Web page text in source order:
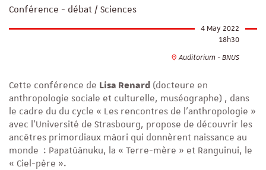
Conférence - débat / Sciences
4 May 2022
18h30
Auditorium - BNUS
Cette conférence de Lisa Renard (docteure en
anthropologie sociale et culturelle, muséographe) , dans
le cadre du du cycle « Les rencontres de l’anthropologie »
avec l’Université de Strasbourg, propose de découvrir les
ancêtres primordiaux māori qui donnèrent naissance au
monde : Papatūānuku, la « Terre-mère » et Ranguinui, le
« Ciel-père ».